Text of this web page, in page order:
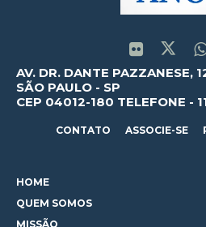
AV. DR. DANTE PAZZANESE,
SÃO PAULO - SP
CEP 04012-180 TELEFONE -
CONTATO ASSOCIE-SE
HOME
QUEM SOMOS
MISSÃO